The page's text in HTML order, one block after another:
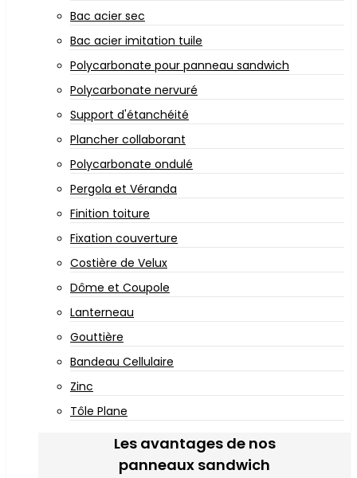
Bac acier sec
Bac acier imitation tuile
Polycarbonate pour panneau sandwich
Polycarbonate nervuré
Support d'étanchéité
Plancher collaborant
Polycarbonate ondulé
Pergola et Véranda
Finition toiture
Fixation couverture
Costière de Velux
Dôme et Coupole
Lanterneau
Gouttière
Bandeau Cellulaire
Zinc
Tôle Plane
Les avantages de nos
panneaux sandwich